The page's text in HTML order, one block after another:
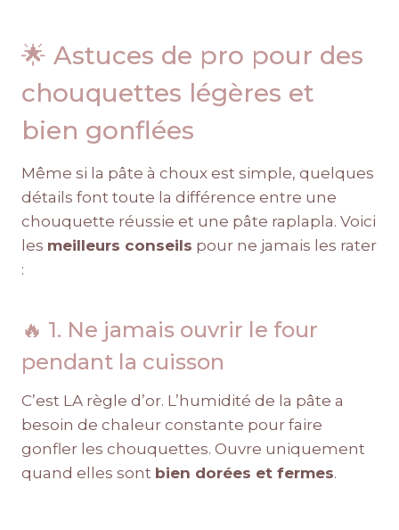
🌟 Astuces de pro pour des
chouquettes légères et
bien gonflées
Même si la pâte à choux est simple, quelques
détails font toute la différence entre une
chouquette réussie et une pâte raplapla. Voici
les meilleurs conseils pour ne jamais les rater
:
🔥 1. Ne jamais ouvrir le four
pendant la cuisson
C’est LA règle d’or. L’humidité de la pâte a
besoin de chaleur constante pour faire
gonfler les chouquettes. Ouvre uniquement
quand elles sont bien dorées et fermes.